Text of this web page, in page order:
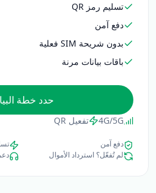
تسليم رمز QR
دفع آمن
بدون شريحة SIM فعلية
باقات بيانات مرنة
حدد خطة
4G/5G تفعيل QR
دفع آمن
لم تُفعّل؟ استرداد الأموال